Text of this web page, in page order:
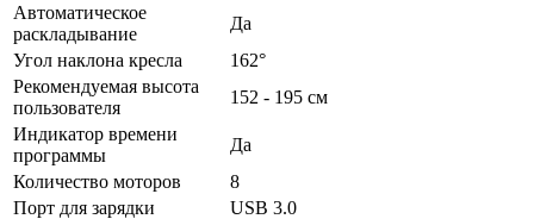
Автоматическое
раскладывание
Да
Угол наклона кресла
162°
Рекомендуемая высота
пользователя
152 - 195 см
Индикатор времени
программы
Да
Количество моторов
8
Порт для зарядки
USB 3.0